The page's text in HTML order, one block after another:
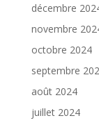
décembre
novembre
octobre 2024
septembre
août 2024
juillet 2024